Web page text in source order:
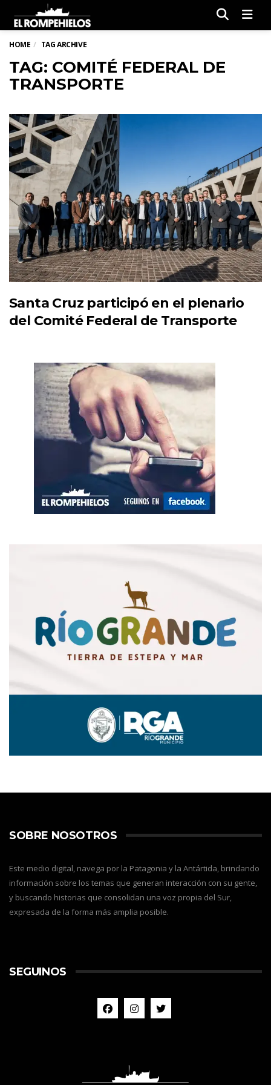
HOME TAG ARCHIVE
TAG: COMITÉ FEDERAL DE
TRANSPORTE
Santa Cruz participó en el plenario
del Comité Federal de Transporte
SOBRE NOSOTROS
Este medio digital, navega por la Patagonia y la Antártida, brindando
información sobre los temas que generan interacción con su gente,
y buscando historias que consolidan una voz propia del Sur,
expresada de la forma más amplia posible.
SEGUINOS